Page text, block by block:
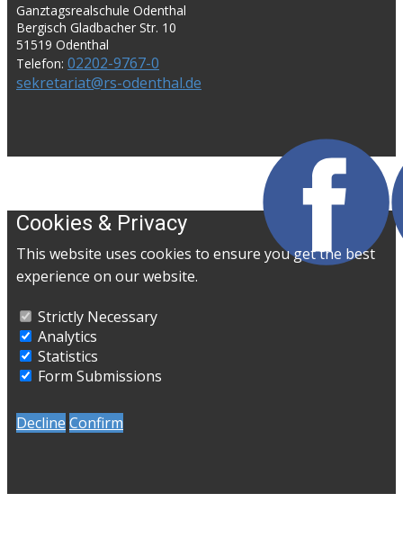
Ganztagsrealschule Odenthal
Bergisch Gladbacher Str. 10
51519 Odenthal
Telefon: 02202-9767-0
sekretariat@rs-odenthal.de
Cookies & Privacy
This website uses cookies to ensure you get the best
experience on our website.
Strictly Necessary
Analytics
Statistics
Form Submissions
Decline Confirm